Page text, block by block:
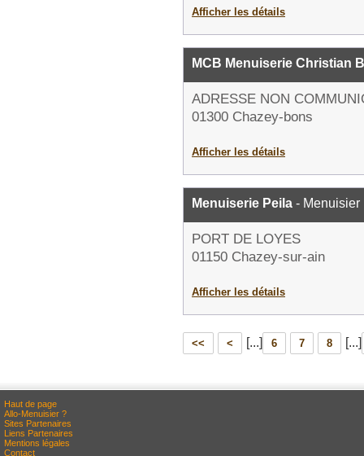
Afficher les détails
MCB Menuiserie Christian
ADRESSE NON
01300 Chazey-bons
Afficher les détails
Menuiserie Peila - Menuisier
PORT DE LOYES
01150 Chazey-sur-ain
Afficher les détails
<< < [...] 6 7 8 [...]
Haut de page
Allo-Menuisier ?
Sites Partenaires
Liens Partenaires
Mentions légales
Contact